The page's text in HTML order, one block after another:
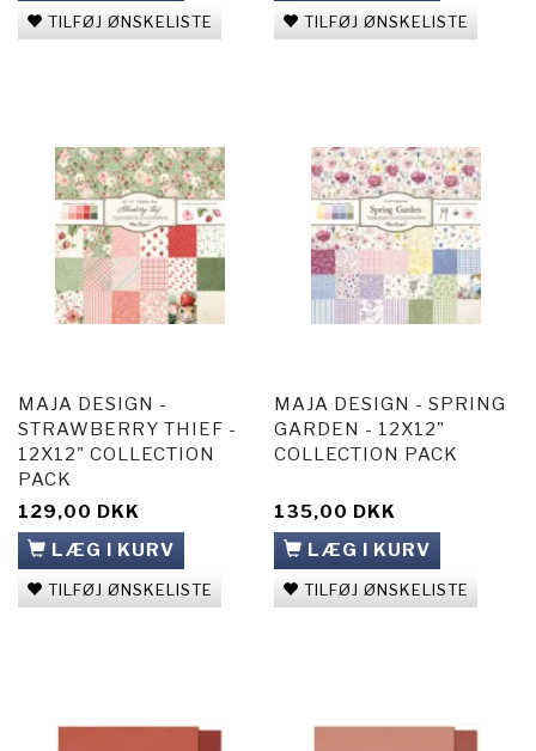
TILFØJ ØNSKELISTE TILFØJ ØNSKELISTE
MAJA DESIGN -
STRAWBERRY THIEF -
12X12" COLLECTION
PACK
129,00 DKK
LÆG I KURV
TILFØJ ØNSKELISTE
MAJA DESIGN - SPRING
GARDEN - 12X12"
COLLECTION PACK
135,00 DKK
LÆG I KURV
TILFØJ ØNSKELISTE